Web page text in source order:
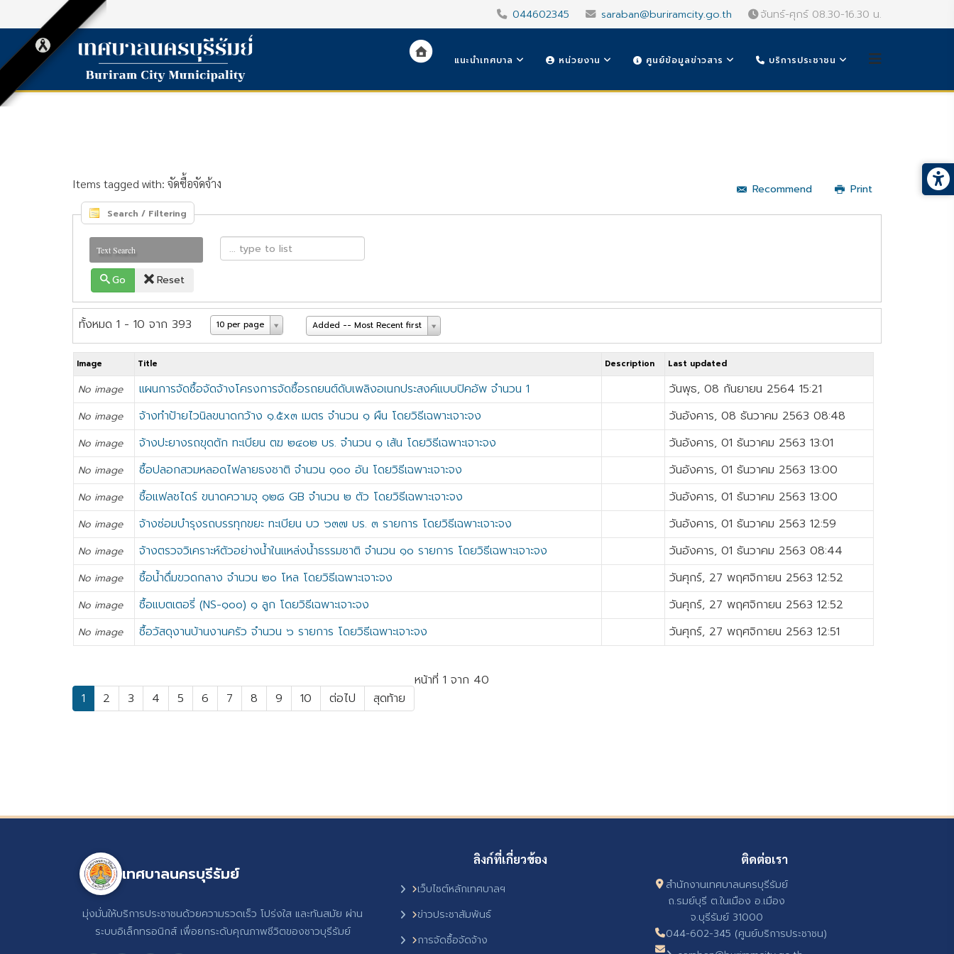
044602345 saraban@buriramcity.go.th จันทร์-ศุกร์ 08.30-16.30 น.
แนะนำเทศบาล หน่วยงาน ศูนย์ข้อมูลข่าวสาร บริการประชาชน
Recommend Print
Items tagged with: จัดซื้อจัดจ้าง
Search / Filtering
Text Search
Go Reset
ทั้งหมด 1 - 10 จาก 393 10 per page Added -- Most Recent first
Image Title Description Last updated
No image แผนการจัดซื้อจัดจ้างโครงการจัดซื้อรถยนต์ดับเพลิงอเนกประสงค์แบบปิคอัพ จำนวน 1 วันพุธ, 08 กันยายน 2564 15:21
No image จ้างทำป้ายไวนิลขนาดกว้าง ๑.๕x๓ เมตร จำนวน ๑ ผืน โดยวิธีเฉพาะเจาะจง วันอังคาร, 08 ธันวาคม 2563 08:48
No image จ้างปะยางรถขุดตัก ทะเบียน ตฆ ๒๔๐๒ บร. จำนวน ๑ เส้น โดยวิธีเฉพาะเจาะจง วันอังคาร, 01 ธันวาคม 2563 13:01
No image ซื้อปลอกสวมหลอดไฟลายธงชาติ จำนวน ๑๐๐ อัน โดยวิธีเฉพาะเจาะจง วันอังคาร, 01 ธันวาคม 2563 13:00
No image ซื้อแฟลชไดร์ ขนาดความจุ ๑๒๘ GB จำนวน ๒ ตัว โดยวิธีเฉพาะเจาะจง วันอังคาร, 01 ธันวาคม 2563 13:00
No image จ้างซ่อมบำรุงรถบรรทุกขยะ ทะเบียน บว ๖๓๗ บร. ๓ รายการ โดยวิธีเฉพาะเจาะจง วันอังคาร, 01 ธันวาคม 2563 12:59
No image จ้างตรวจวิเคราะห์ตัวอย่างน้ำในแหล่งน้ำธรรมชาติ จำนวน ๑๐ รายการ โดยวิธีเฉพาะเจาะจง วันอังคาร, 01 ธันวาคม 2563 08:44
No image ซื้อน้ำดื่มขวดกลาง จำนวน ๒๐ โหล โดยวิธีเฉพาะเจาะจง วันศุกร์, 27 พฤศจิกายน 2563 12:52
No image ซื้อแบตเตอรี่ (NS-๑๐๐) ๑ ลูก โดยวิธีเฉพาะเจาะจง วันศุกร์, 27 พฤศจิกายน 2563 12:52
No image ซื้อวัสดุงานบ้านงานครัว จำนวน ๖ รายการ โดยวิธีเฉพาะเจาะจง วันศุกร์, 27 พฤศจิกายน 2563 12:51
หน้าที่ 1 จาก 40
1
2 3 4 5 6 7 8 9 10 ต่อไป สุดท้าย
เทศบาลนครบุรีรัมย์
มุ่งมั่นให้บริการประชาชนด้วยความรวดเร็ว โปร่งใส และทันสมัย ผ่าน
ระบบอิเล็กทรอนิกส์ เพื่อยกระดับคุณภาพชีวิตของชาวบุรีรัมย์
ลิงก์ที่เกี่ยวข้อง
เว็บไซต์หลักเทศบาลฯ
ข่าวประชาสัมพันธ์
การจัดซื้อจัดจ้าง
ติดต่อเรา
สำนักงานเทศบาลนครบุรีรัมย์
ถ.รมย์บุรี ต.ในเมือง อ.เมือง
จ.บุรีรัมย์ 31000
044-602-345 (ศูนย์บริการประชาชน)